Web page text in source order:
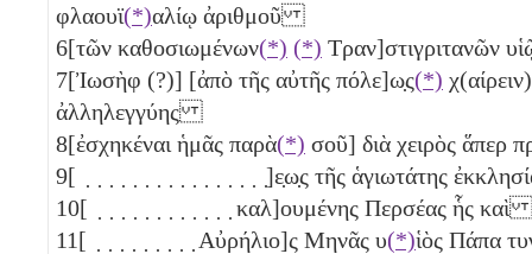
φλαουϊ(*)αλίῳ ἀριθμοῦ
6[τῶν καθοσιωμένων(*) (*) Τραν]στιγριτανῶν
7[Ἰωσὴφ (?)] [ἀπὸ τῆς αὐτῆς πόλε]ω̣ς(*)
ἀλληλεγγύης
8[ἐσχηκέναι ἡμᾶς παρὰ(*) σοῦ] διὰ χειρὸς
9[ ̣ ̣ ̣ ̣ ̣ ̣ ̣ ̣ ̣ ̣ ̣ ̣ ̣ ̣ ̣ ̣]ε̣ω̣ς τῆς ἁγιωτάτης
10[ ̣ ̣ ̣ ̣ ̣ ̣ ̣ ̣ ̣ ̣ ̣ ̣ καλ]ουμένης Περσέας ἧς καὶ
11[ ̣ ̣ ̣ ̣ ̣ ̣ ̣ ̣ ̣ Αὐρήλιο]ς Μηνᾶς υ(*)ἱὸς Πάπα